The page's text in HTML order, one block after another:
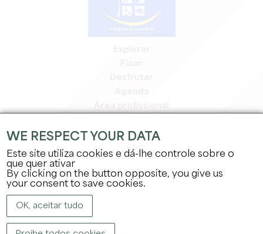
Área profissional
Área de imprensa
Empregos e estágios
Política de privacidade
WE RESPECT YOUR DATA
Este site utiliza cookies e dá-lhe controle sobre o
que quer ativar
By clicking on the button opposite, you give us
your consent to save cookies.
OK, aceitar tudo